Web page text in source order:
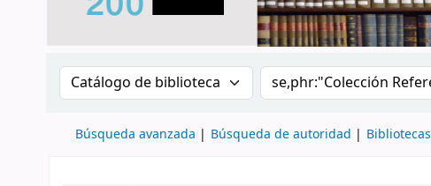
Buscar en el catálogo por: Buscar en el catálogo
Búsqueda avanzada Búsqueda de autoridad Bibliotecas